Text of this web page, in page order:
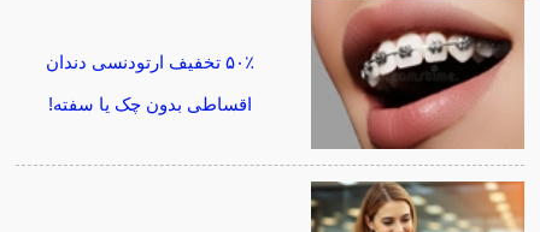
۵۰٪ تخفیف ارتودنسی دندان
اقساطی بدون چک یا سفته!